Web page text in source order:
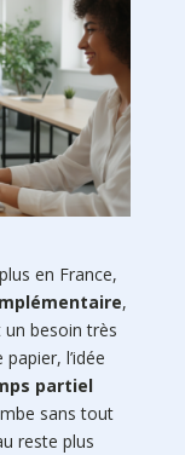
en France,
,
besoin très
l’idée
partiel
sans tout
reste plus